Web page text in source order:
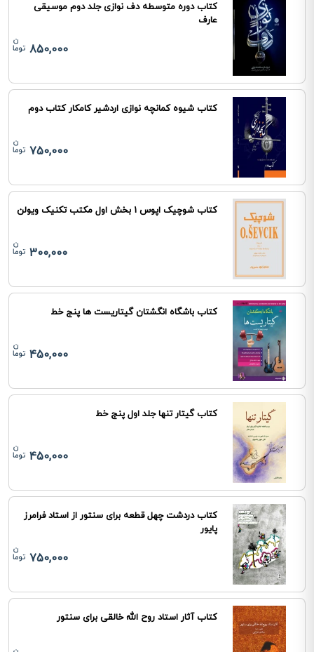
کتاب دوره متوسطه دف نوازی جلد دوم موسیقی
عارف
850,000
کتاب شیوه کمانچه نوازی اردشیر کامکار کتاب دوم
750,000
کتاب شوچیک اپوس 1 بخش اول مکتب تکنیک ویولن
300,000
کتاب باشگاه انگشتان گیتاریست ها پنج خط
450,000
کتاب گیتار تنها جلد اول پنج خط
450,000
کتاب دردشت چهل قطعه برای سنتور از استاد فرامرز
پایور
750,000
کتاب آثار استاد روح الله خالقی برای سنتور